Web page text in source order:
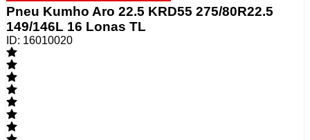
Pneu Kumho Aro 22.5 KRD55 275/80R22.5
149/146L 16 Lonas TL
ID: 16010020